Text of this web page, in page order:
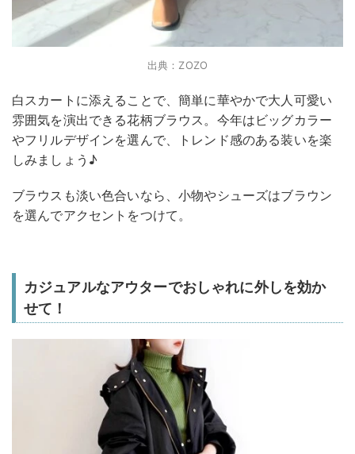
出典：ZOZO
白スカートに添えることで、簡単に華やかで大人可愛い
雰囲気を演出できる花柄ブラウス。今年はビッグカラー
やフリルデザインを選んで、トレンド感のある装いを楽
しみましょう♪
ブラウスも淡い色合いなら、小物やシューズはブラウン
を選んでアクセントをつけて。
カジュアルなアウターでおしゃれに外しを効か
せて！